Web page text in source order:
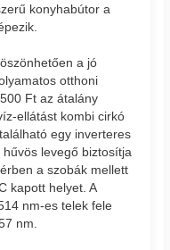
konyhabútor a
a jó
otthoni
Ft az átalány
ellátást kombi cirkó
egy inverteres
levegő biztosítja
a szobák mellett
kapott helyet. A
nm-es telek fele
nm.